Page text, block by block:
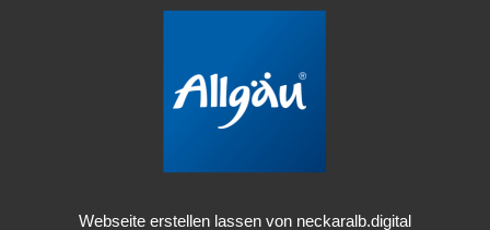
Webseite erstellen lassen von neckaralb.digital